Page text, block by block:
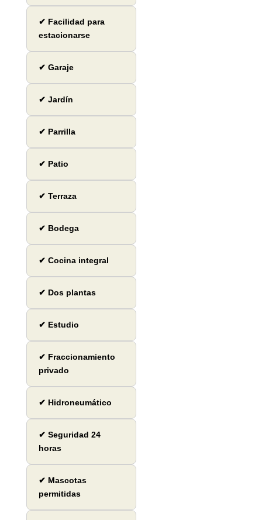
✔ Facilidad para
estacionarse
✔ Garaje
✔ Jardín
✔ Parrilla
✔ Patio
✔ Terraza
✔ Bodega
✔ Cocina integral
✔ Dos plantas
✔ Estudio
✔ Fraccionamiento
privado
✔ Hidroneumático
✔ Seguridad 24
horas
✔ Mascotas
permitidas